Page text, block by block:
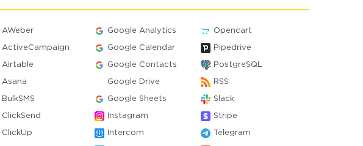
AWeber Google Analytics Opencart
ActiveCampaign Google Calendar Pipedrive
Airtable Google Contacts PostgreSQL
Asana Google Drive RSS
BulkSMS Google Sheets Slack
ClickSend Instagram Stripe
ClickUp Intercom Telegram